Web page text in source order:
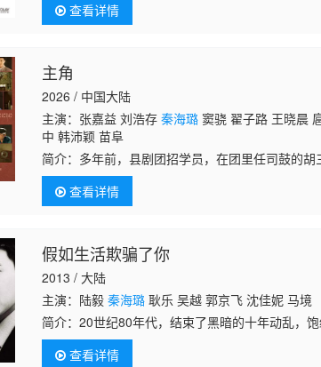
查看详情
主角
2026 / 中国大陆
主演：张嘉益 刘浩存秦海璐 窦骁 翟子路 王晓晨
中 韩沛颖 苗阜
简介： 多年前，县剧团招学员，在团里任司鼓的
娥（刘浩存 饰）从家乡带出来学唱秦腔。因胡三
折。但她凭借刻苦的劲
查看详情
假如生活欺骗了你
2013 / 大陆
主演：陆毅秦海璐 耿乐 吴越 郭京飞 沈佳妮 马境
简介：20世纪80年代，结束了黑暗的十年动乱，
以来首批大学毕业生的黎阳（陆毅 饰），出身背
注定在职
查看详情